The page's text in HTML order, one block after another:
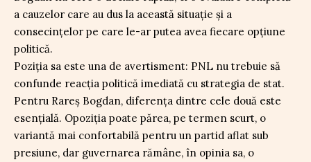
a cauzelor care au dus la această situație și a
consecințelor pe care le-ar putea avea fiecare opțiune
politică.
Poziția sa este una de avertisment: PNL nu trebuie să
confunde reacția politică imediată cu strategia de stat.
Pentru Rareș Bogdan, diferența dintre cele două este
esențială. Opoziția poate părea, pe termen scurt, o
variantă mai confortabilă pentru un partid aflat sub
presiune, dar guvernarea rămâne, în opinia sa, o